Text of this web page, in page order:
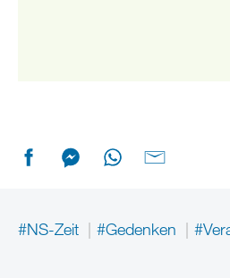
#NS-Zeit #Gedenken